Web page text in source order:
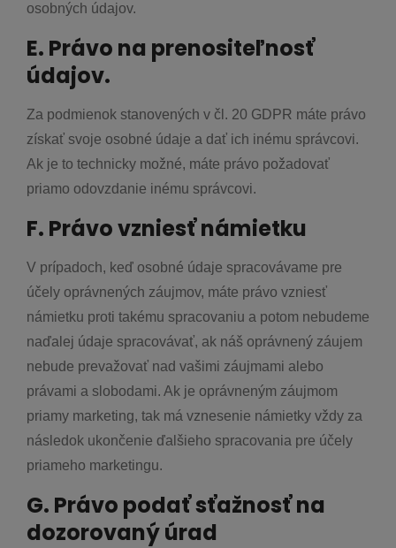
osobných údajov.
E. Právo na prenositeľnosť
údajov.
Za podmienok stanovených v čl. 20 GDPR máte právo
získať svoje osobné údaje a dať ich inému správcovi.
Ak je to technicky možné, máte právo požadovať
priamo odovzdanie inému správcovi.
F. Právo vzniesť námietku
V prípadoch, keď osobné údaje spracovávame pre
účely oprávnených záujmov, máte právo vzniesť
námietku proti takému spracovaniu a potom nebudeme
naďalej údaje spracovávať, ak náš oprávnený záujem
nebude prevažovať nad vašimi záujmami alebo
právami a slobodami. Ak je oprávneným záujmom
priamy marketing, tak má vznesenie námietky vždy za
následok ukončenie ďalšieho spracovania pre účely
priameho marketingu.
G. Právo podať sťažnosť na
dozorovaný úrad